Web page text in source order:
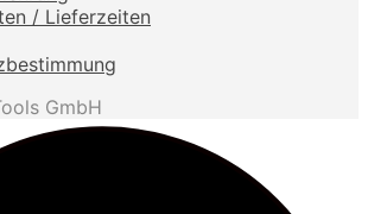
/ Lieferzeiten
GmbH